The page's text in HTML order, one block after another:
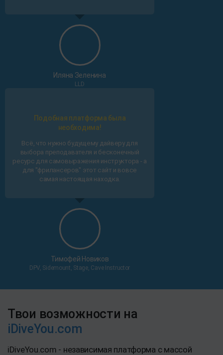
Иляна Зеленина
LLD
Подобная платформа была
необходима!
Всё, что нужно будущему дайверу для
выбора преподавателя и бесконечный
ресурс для самовыражения инструктора - а
для "фрилансеров" этот сайт и вовсе
самая настоящая находка.
Тимофей Новиков
DPV, Sidemount, Stage, Cave Instructor
Твои возможности на
iDiveYou.com
iDiveYou.com - независимая платформа с массой